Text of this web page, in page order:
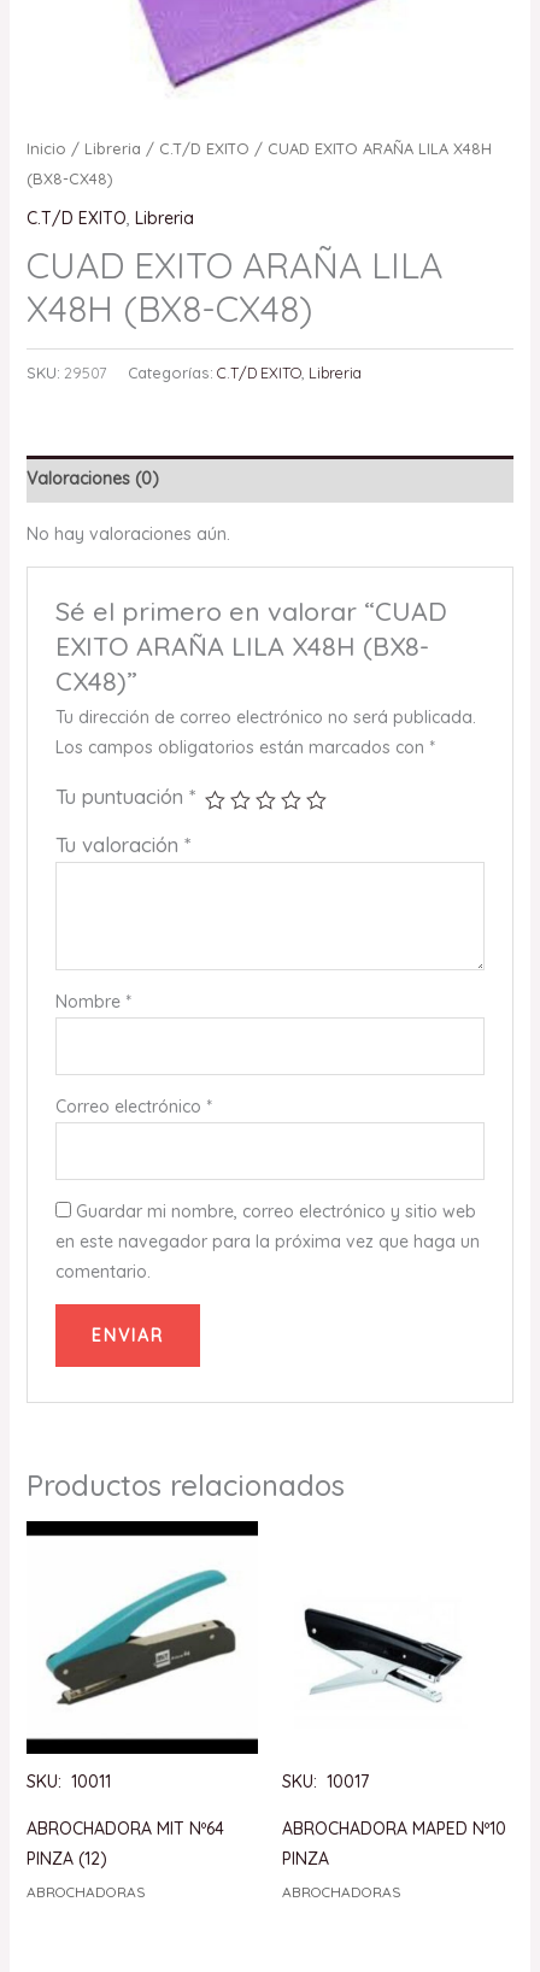
Inicio / Libreria / C.T/D EXITO / CUAD EXITO ARAÑA LILA X48H
(BX8-CX48)
C.T/D EXITO, Libreria
CUAD EXITO ARAÑA LILA
X48H (BX8-CX48)
SKU: 29507 Categorías: C.T/D EXITO, Libreria
Valoraciones (0)
No hay valoraciones aún.
Sé el primero en valorar “CUAD
EXITO ARAÑA LILA X48H (BX8-
CX48)”
Tu dirección de correo electrónico no será publicada.
Los campos obligatorios están marcados con *
Tu puntuación *
Tu valoración *
Nombre *
Correo electrónico *
Guardar mi nombre, correo electrónico y sitio web
en este navegador para la próxima vez que haga un
comentario.
Productos relacionados
SKU: 10011
ABROCHADORA MIT Nº64
PINZA (12)
ABROCHADORAS
SKU: 10017
ABROCHADORA MAPED Nº10
PINZA
ABROCHADORAS